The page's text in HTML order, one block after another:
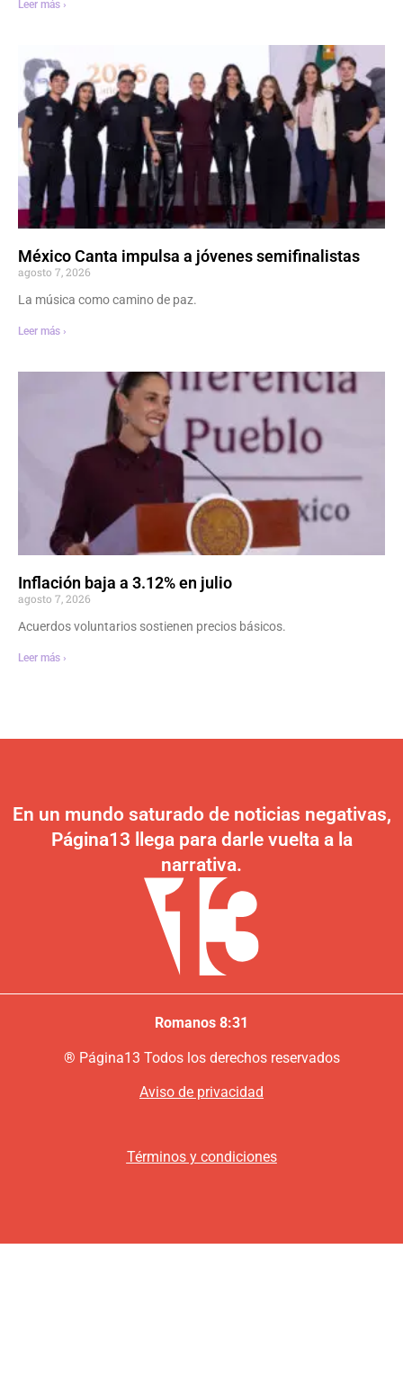
Leer más ›
México Canta impulsa a jóvenes semifinalistas
agosto 7, 2026
La música como camino de paz.
Leer más ›
Inflación baja a 3.12% en julio
agosto 7, 2026
Acuerdos voluntarios sostienen precios básicos.
Leer más ›
En un mundo saturado de noticias negativas,
Página13 llega para darle vuelta a la
narrativa.
Romanos 8:31
® Página13 Todos los derechos reservados
Aviso de privacidad
Términos y condiciones